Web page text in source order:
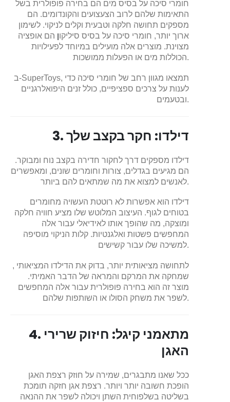
חומרי סיכה על בסיס מים הם בחירה פופולרית בשל
התאימות שלהם לרוב הצעצועים והקונדומים. הם
מספקים תחושה חלקה וטבעית וקלים לניקוי. לשימון
ארוך יותר, חומרי סיכה על בסיס סיליקון הם אופציה
מצוינת. מוצרים אלה מועילים במיוחד לפעילויות
הכוללות מים או הפעלות ממושכות.
ב-SuperToys, תמצאו מגוון רחב של חומרי סיכה כדי
לענות על צרכים ספציפיים, כולל זנים היפואלרגניים
ובטעמים.
3. דילדו: חקר בקצב שלך
דילדו מספקים דרך לחקור חדירה בקצב נוח ומבוקר.
הם מגיעים בגדלים, צורות וחומרים שונים, ומאפשרים
לאנשים למצוא את מה שמתאים להם ביותר.
דילדו הוא אפשרות לא רוטטת העשויה מחומרים
בטוחים לגוף. העיצוב המלוטש שלו מציע חוויה חלקה
ומוצקה, מה שהופך אותו לאידיאלי עבור אלה
המחפשים פשטות ואלגנטיות. קלות הניקוי מוסיפה
למשיכה שלו עבור קשישים.
לתחושה מציאותית יותר, בדוק את הדילדו המציאותי ,
שמחקה את המרקם והמראה של הדבר האמיתי.
מוצר זה הוא בחירה פופולרית עבור אלה המחפשים
לשפר את משחק הסולו או השותפות שלהם.
4. מתאמני קיגל: חיזוק שרירי
האגן
ככל שאנו מתבגרים, שמירה על חוזק רצפת האגן
הופכת חשובה יותר ויותר. רצפת אגן חזקה תומכת
בשליטה בשלפוחית ​​השתן ויכולה לשפר את ההנאה